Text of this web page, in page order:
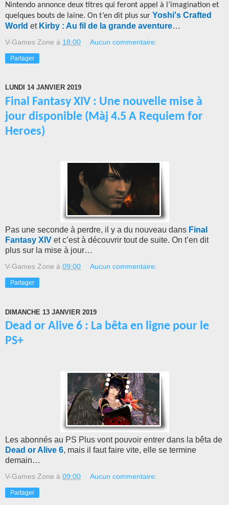
Nintendo annonce deux titres qui feront appel à l’imagination et
quelques bouts de laine. On t’en dit plus sur Yoshi's Crafted
World et Kirby : Au fil de la grande aventure…
V-Games Zone à 18:00 Aucun commentaire:
Partager
LUNDI 14 JANVIER 2019
Final Fantasy XIV : Une nouvelle mise à
jour disponible (Màj 4.5 A Requiem for
Heroes)
Pas une seconde à perdre, il y a du nouveau dans Final
Fantasy XIV et c’est à découvrir tout de suite. On t’en dit
plus sur la mise à jour…
V-Games Zone à 09:00 Aucun commentaire:
Partager
DIMANCHE 13 JANVIER 2019
Dead or Alive 6 : La bêta en ligne pour le
PS+
Les abonnés au PS Plus vont pouvoir entrer dans la bêta de
Dead or Alive 6, mais il faut faire vite, elle se termine
demain…
V-Games Zone à 09:00 Aucun commentaire:
Partager